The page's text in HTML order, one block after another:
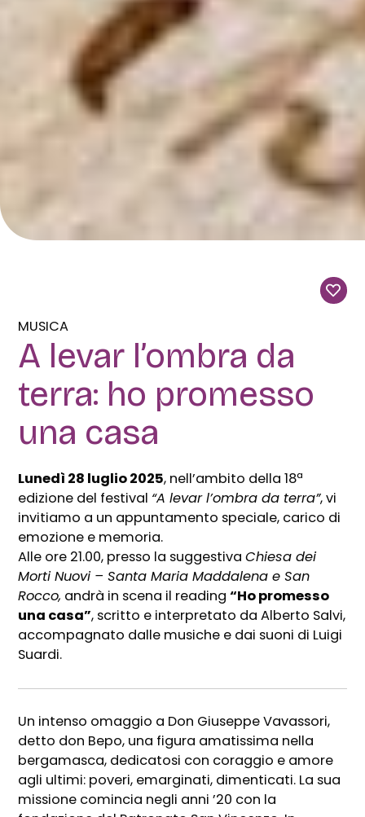
MUSICA
A levar l’ombra da
terra: ho promesso
una casa
Lunedì 28 luglio 2025, nell’ambito della 18ª
edizione del festival “A levar l’ombra da terra”, vi
invitiamo a un appuntamento speciale, carico di
emozione e memoria.
Alle ore 21.00, presso la suggestivaChiesa dei
Morti Nuovi – Santa Maria Maddalena e San
Rocco, andrà in scena il reading“Ho promesso
una casa”, scritto e interpretato da Alberto Salvi,
accompagnato dalle musiche e dai suoni di Luigi
Suardi.
Un intenso omaggio a Don Giuseppe Vavassori,
detto don Bepo, una figura amatissima nella
bergamasca, dedicatosi con coraggio e amore
agli ultimi: poveri, emarginati, dimenticati. La sua
missione comincia negli anni ’20 con la